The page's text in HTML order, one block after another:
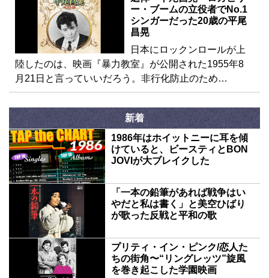
ー・ブームの立役者でNo.1
シンガーだった20歳の平尾
昌晃
日本にロックンロールが上
陸したのは、映画『暴力教室』が公開された1955年8
月21日と言っていいだろう。非行化防止のため…
新着
1986年はホイットニーに耳を傾
けていると、ビースティとBON
JOVIが大ブレイクした
「一本の鉛筆があれば戦争はい
やだと私は書く」と美空ひばり
が歌った反戦と平和の歌
プリティ・イン・ピンク/恋人た
ちの街角〜“リングレッツ”旋風
を巻き起こした学園映画